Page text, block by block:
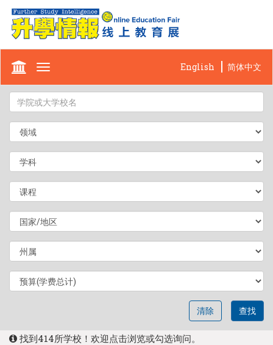
Toggle
English 简体中文
清除 查找
找到414所学校！欢迎点击浏览或勾选询问。